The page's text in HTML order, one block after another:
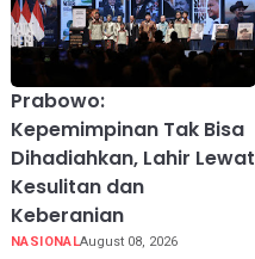
Prabowo:
Kepemimpinan Tak Bisa
Dihadiahkan, Lahir Lewat
Kesulitan dan
Keberanian
NASIONALAugust 08, 2026